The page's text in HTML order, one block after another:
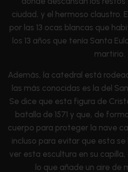
ciudad, y el hermoso claustro.
por las 13 ocas blancas que
los 13 años que tenía Santa
martirio.
Además, la catedral está
las más conocidas es la del
Se dice que esta figura de
batalla de 1571 y que, de
cuerpo para proteger la nave
incluso para evitar que esta se
ver esta escultura en su
lo que añade un aire de